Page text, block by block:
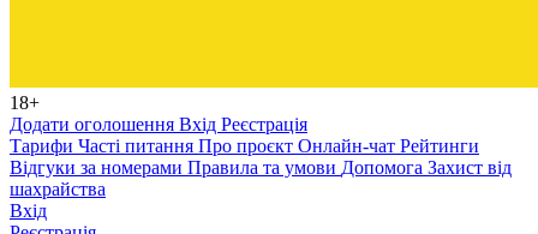
18+
Додати оголошення Вхід Реєстрація
Тарифи Часті питання Про проєкт Онлайн-чат Рейтинги
Відгуки за номерами Правила та умови Допомога Захист від
шахрайства
Вхід